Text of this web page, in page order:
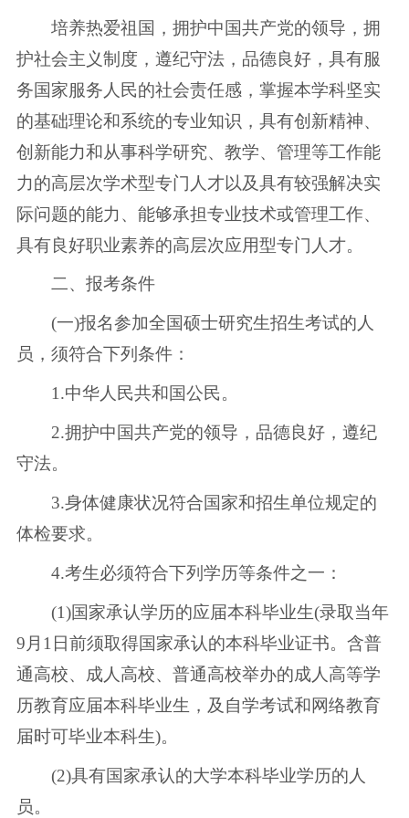
培养热爱祖国，拥护中国共产党的领导，拥
护社会主义制度，遵纪守法，品德良好，具有服
务国家服务人民的社会责任感，掌握本学科坚实
的基础理论和系统的专业知识，具有创新精神、
创新能力和从事科学研究、教学、管理等工作能
力的高层次学术型专门人才以及具有较强解决实
际问题的能力、能够承担专业技术或管理工作、
具有良好职业素养的高层次应用型专门人才。
二、报考条件
(一)报名参加全国硕士研究生招生考试的人
员，须符合下列条件：
1.中华人民共和国公民。
2.拥护中国共产党的领导，品德良好，遵纪
守法。
3.身体健康状况符合国家和招生单位规定的
体检要求。
4.考生必须符合下列学历等条件之一：
(1)国家承认学历的应届本科毕业生(录取当年
9月1日前须取得国家承认的本科毕业证书。含普
通高校、成人高校、普通高校举办的成人高等学
历教育应届本科毕业生，及自学考试和网络教育
届时可毕业本科生)。
(2)具有国家承认的大学本科毕业学历的人
员。